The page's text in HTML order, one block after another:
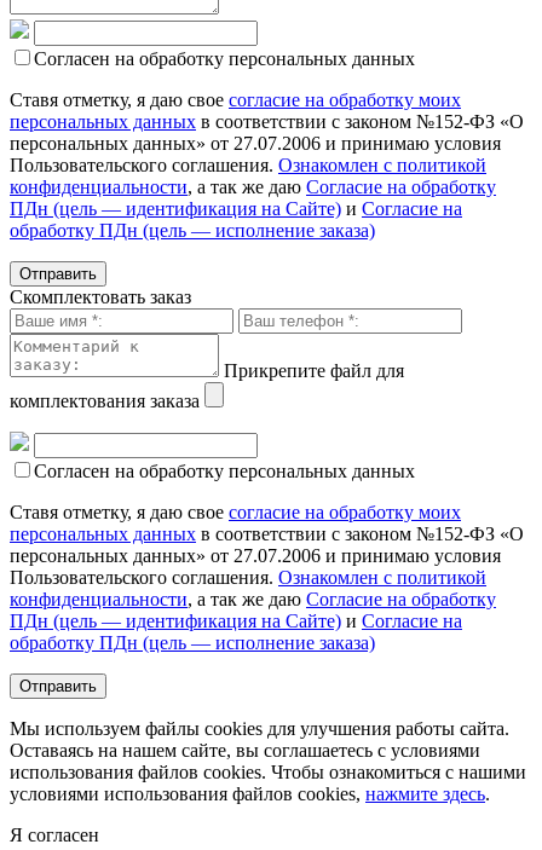
Согласен на обработку персональных данных
Ставя отметку, я даю свое согласие на обработку моих
персональных данных в соответствии с законом №152-ФЗ «О
персональных данных» от 27.07.2006 и принимаю условия
Пользовательского соглашения. Ознакомлен с политикой
конфиденциальности, а так же даю Согласие на обработку
ПДн (цель — идентификация на Сайте) и Согласие на
обработку ПДн (цель — исполнение заказа)
Скомплектовать заказ
Прикрепите файл для
комплектования заказа
Согласен на обработку персональных данных
Ставя отметку, я даю свое согласие на обработку моих
персональных данных в соответствии с законом №152-ФЗ «О
персональных данных» от 27.07.2006 и принимаю условия
Пользовательского соглашения. Ознакомлен с политикой
конфиденциальности, а так же даю Согласие на обработку
ПДн (цель — идентификация на Сайте) и Согласие на
обработку ПДн (цель — исполнение заказа)
Мы используем файлы cookies для улучшения работы сайта.
Оставаясь на нашем сайте, вы соглашаетесь с условиями
использования файлов cookies. Чтобы ознакомиться с нашими
условиями использования файлов cookies, нажмите здесь.
Я согласен